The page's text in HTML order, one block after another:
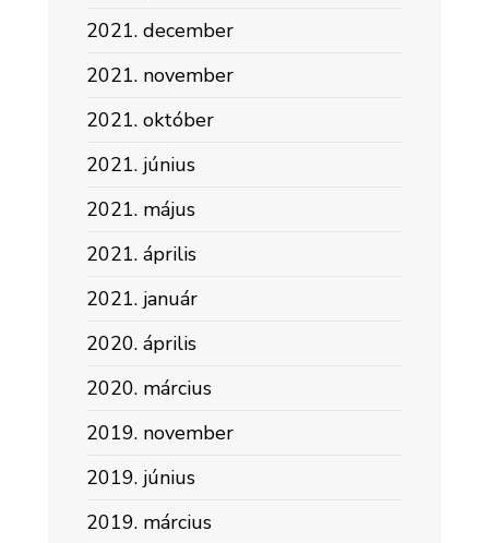
2021. december
2021. november
2021. október
2021. június
2021. május
2021. április
2021. január
2020. április
2020. március
2019. november
2019. június
2019. március